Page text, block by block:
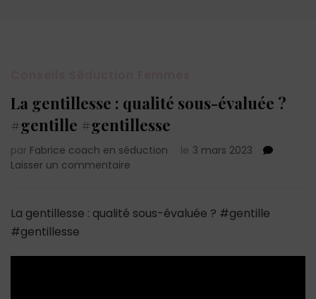
La gentillesse : qualité sous-évaluée ?
#gentille #gentillesse
par Fabrice coach en séduction le 3 mars 2023
Laisser un commentaire
évaluée
La gentillesse : qualité sous-évaluée ? #gentille
#gentillesse